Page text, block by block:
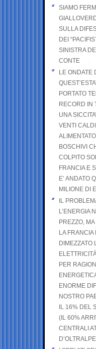
SIAMO
SULLA
DEI
SINISTRA
CONTE
LE ONDATE
PORTATO
RECORD IN
UNA
VENTI
BOSCHIVI
COLPITO
FRANCIA E
E’ ANDATO
MILIONE DI
IL
L’ENERGIA
PREZZO,
LA FRANCIA
DIMEZZATO
PER
ENORME
NOSTRO
IL 16% DEL
(IL 60%
CENTRALI